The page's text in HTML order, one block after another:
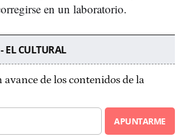
en un laboratorio.
EL CULTURAL
avance de los contenidos de la
APUNTARME